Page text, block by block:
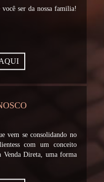
ser da nossa familia!
vem se consolidando no
com um conceito
Venda Direta, uma forma